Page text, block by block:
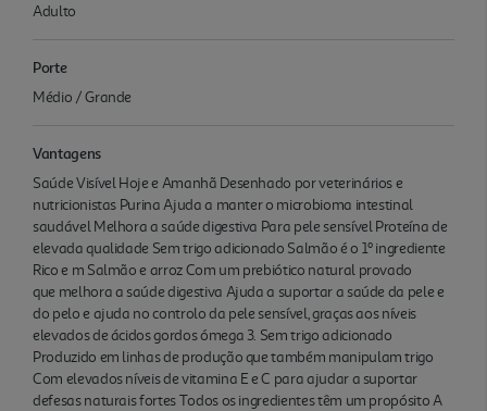
Adulto
Porte
Médio / Grande
Vantagens
Saúde Visível Hoje e Amanhã Desenhado por veterinários e
nutricionistas Purina Ajuda a manter o microbioma intestinal
saudável Melhora a saúde digestiva Para pele sensível Proteína de
elevada qualidade Sem trigo adicionado Salmão é o 1º ingrediente
Rico e m Salmão e arroz Com um prebiótico natural provado
que melhora a saúde digestiva Ajuda a suportar a saúde da pele e
do pelo e ajuda no controlo da pele sensível, graças aos níveis
elevados de ácidos gordos ómega 3. Sem trigo adicionado
Produzido em linhas de produção que também manipulam trigo
Com elevados níveis de vitamina E e C para ajudar a suportar
defesas naturais fortes Todos os ingredientes têm um propósito A